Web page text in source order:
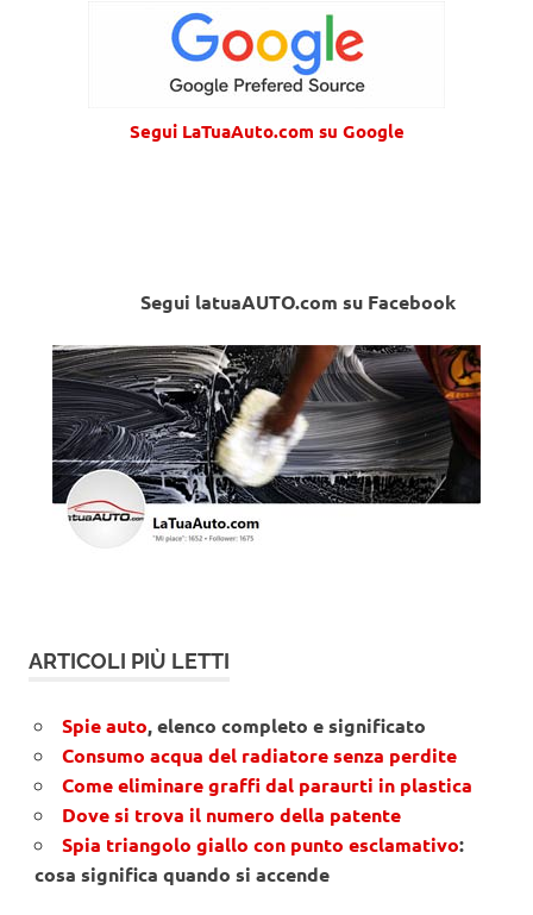
Segui LaTuaAuto.com su Google
Segui latuaAUTO.com su Facebook
ARTICOLI PIÙ LETTI
Spie auto, elenco completo e significato
Consumo acqua del radiatore senza perdite
Come eliminare graffi dal paraurti in plastica
Dove si trova il numero della patente
Spia triangolo giallo con punto esclamativo:
cosa significa quando si accende